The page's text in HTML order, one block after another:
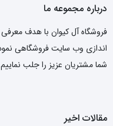
درباره مجموعه ما
فروشگاه آل کیوان با هدف معرفی
اندازی وب سایت فروشگاهی
شما مشتریان عزیز را جلب
مقالات اخیر